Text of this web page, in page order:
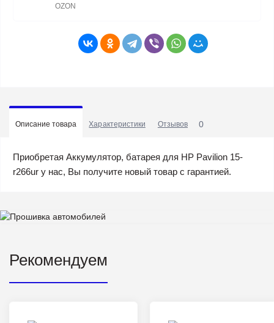
OZON
Описание товара Характеристики Отзывов 0
Приобретая Аккумулятор, батарея для HP Pavilion 15-
r266ur у нас, Вы получите новый товар с гарантией.
Рекомендуем